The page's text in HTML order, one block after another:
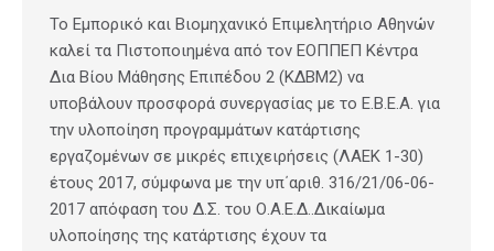
Το Εμπορικό και Βιομηχανικό Επιμελητήριο Αθηνών
καλεί τα Πιστοποιημένα από τον ΕΟΠΠΕΠ Κέντρα
Δια Βίου Μάθησης Επιπέδου 2 (ΚΔΒΜ2) να
υποβάλουν προσφορά συνεργασίας με το Ε.Β.Ε.Α. για
την υλοποίηση προγραμμάτων κατάρτισης
εργαζομένων σε μικρές επιχειρήσεις (ΛΑΕΚ 1-30)
έτους 2017, σύμφωνα με την υπ΄αριθ. 316/21/06-06-
2017 απόφαση του Δ.Σ. του Ο.Α.Ε.Δ..Δικαίωμα
υλοποίησης της κατάρτισης έχουν τα